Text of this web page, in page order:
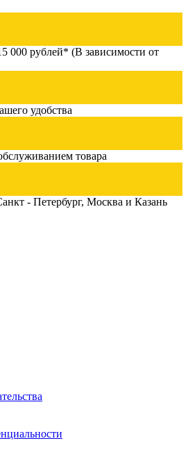
000 рублей* (В зависимости от
удобства
товара
- Петербург, Москва и Казань